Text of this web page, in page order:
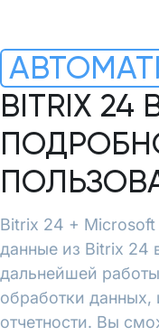
BITRIX 24
Bitrix 24 + Microsoft
данные из Bitrix 24
дальнейшей
обработки данных,
отчетности. Вы